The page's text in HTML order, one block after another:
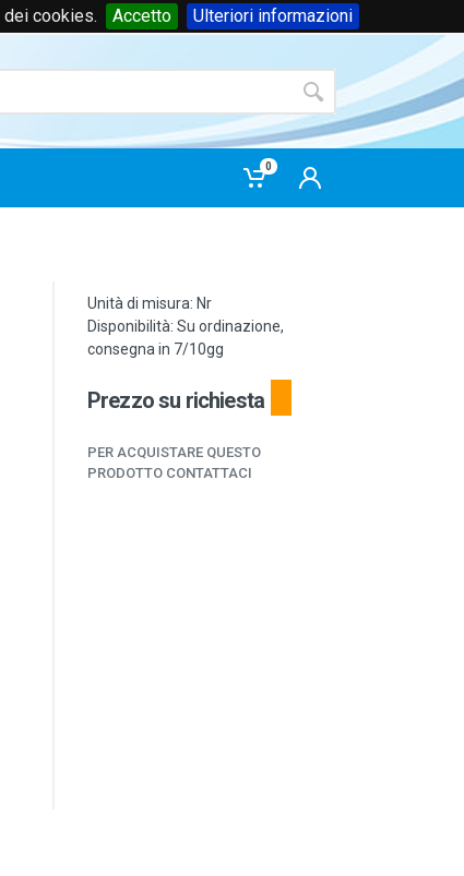
cookies. Accetto Ulteriori informazioni
Accedi oregistrati
0
Unità di misura: Nr
Disponibilità: Su ordinazione,
consegna in 7/10gg
Prezzo su richiesta
PER ACQUISTARE QUESTO
PRODOTTO CONTATTACI